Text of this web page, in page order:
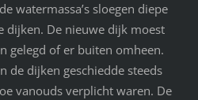
watermassa’s sloegen diepe
dijken. De nieuwe dijk moest
gelegd of er buiten omheen.
de dijken geschiedde steeds
vanouds verplicht waren. De